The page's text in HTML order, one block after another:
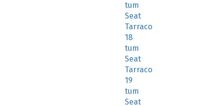
tum
Seat
Tarraco
18
tum
Seat
Tarraco
19
tum
Seat